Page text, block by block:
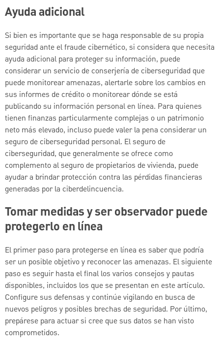
Ayuda adicional
Si bien es importante que se haga responsable de su propia
seguridad ante el fraude cibernético, si considera que necesita
ayuda adicional para proteger su información, puede
considerar un servicio de conserjería de ciberseguridad que
puede monitorear amenazas, alertarle sobre los cambios en
sus informes de crédito o monitorear dónde se está
publicando su información personal en línea. Para quienes
tienen finanzas particularmente complejas o un patrimonio
neto más elevado, incluso puede valer la pena considerar un
seguro de ciberseguridad personal. El seguro de
ciberseguridad, que generalmente se ofrece como
complemento al seguro de propietarios de vivienda, puede
ayudar a brindar protección contra las pérdidas financieras
generadas por la ciberdelincuencia.
Tomar medidas y ser observador puede
protegerlo en línea
El primer paso para protegerse en línea es saber que podría
ser un posible objetivo y reconocer las amenazas. El siguiente
paso es seguir hasta el final los varios consejos y pautas
disponibles, incluidos los que se presentan en este artículo.
Configure sus defensas y continúe vigilando en busca de
nuevos peligros y posibles brechas de seguridad. Por último,
prepárese para actuar si cree que sus datos se han visto
comprometidos.